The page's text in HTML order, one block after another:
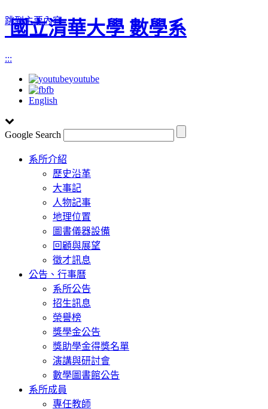
跳到主要內容
國立清華大學 數學系
:::
youtube
fb
English
Google Search
Toggle
navigation
系所介紹
歷史沿革
大事記
人物記事
地理位置
圖書儀器設備
回顧與展望
徵才訊息
公告、行事曆
系所公告
招生訊息
榮譽榜
獎學金公告
獎助學金得獎名單
演講與研討會
數學圖書館公告
系所成員
專任教師